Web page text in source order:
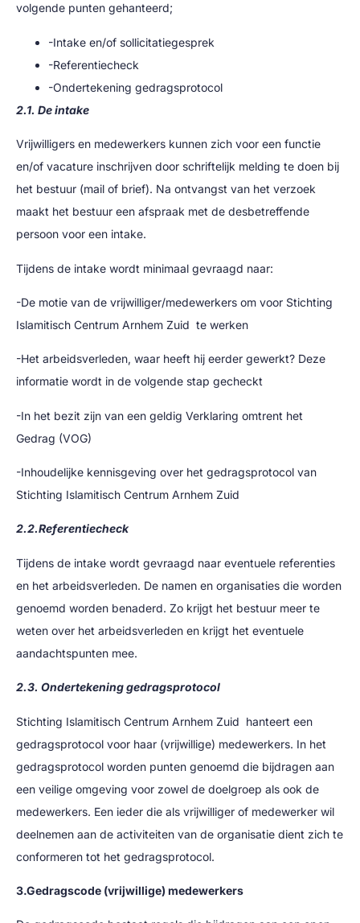
volgende punten gehanteerd;
-Intake en/of sollicitatiegesprek
-Referentiecheck
-Ondertekening gedragsprotocol
2.1. De intake
Vrijwilligers en medewerkers kunnen zich voor een functie
en/of vacature inschrijven door schriftelijk melding te doen bij
het bestuur (mail of brief). Na ontvangst van het verzoek
maakt het bestuur een afspraak met de desbetreffende
persoon voor een intake.
Tijdens de intake wordt minimaal gevraagd naar:
-De motie van de vrijwilliger/medewerkers om voor Stichting
Islamitisch Centrum Arnhem Zuid te werken
-Het arbeidsverleden, waar heeft hij eerder gewerkt? Deze
informatie wordt in de volgende stap gecheckt
-In het bezit zijn van een geldig Verklaring omtrent het
Gedrag (VOG)
-Inhoudelijke kennisgeving over het gedragsprotocol van
Stichting Islamitisch Centrum Arnhem Zuid
2.2.Referentiecheck
Tijdens de intake wordt gevraagd naar eventuele referenties
en het arbeidsverleden. De namen en organisaties die worden
genoemd worden benaderd. Zo krijgt het bestuur meer te
weten over het arbeidsverleden en krijgt het eventuele
aandachtspunten mee.
2.3. Ondertekening gedragsprotocol
Stichting Islamitisch Centrum Arnhem Zuid hanteert een
gedragsprotocol voor haar (vrijwillige) medewerkers. In het
gedragsprotocol worden punten genoemd die bijdragen aan
een veilige omgeving voor zowel de doelgroep als ook de
medewerkers. Een ieder die als vrijwilliger of medewerker wil
deelnemen aan de activiteiten van de organisatie dient zich te
conformeren tot het gedragsprotocol.
3.Gedragscode (vrijwillige) medewerkers